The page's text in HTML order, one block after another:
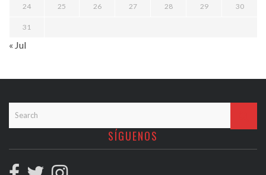
24 25 26 27 28 29 30
31
« Jul
SÍGUENOS